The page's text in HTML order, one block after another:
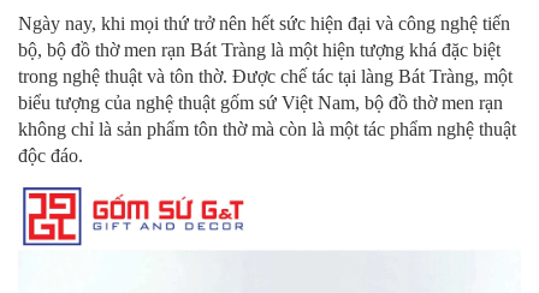
Ngày nay, khi mọi thứ trở nên hết sức hiện đại và công nghệ tiến
bộ, bộ đồ thờ men rạn Bát Tràng là một hiện tượng khá đặc biệt
trong nghệ thuật và tôn thờ. Được chế tác tại làng Bát Tràng, một
biểu tượng của nghệ thuật gốm sứ Việt Nam, bộ đồ thờ men rạn
không chỉ là sản phẩm tôn thờ mà còn là một tác phẩm nghệ thuật
độc đáo.